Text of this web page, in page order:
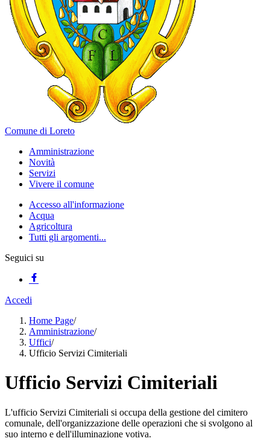
Comune di Loreto
Amministrazione
Novità
Servizi
Vivere il comune
Accesso all'informazione
Acqua
Agricoltura
Tutti gli argomenti...
Seguici su
Accedi
Home Page/
Amministrazione/
Uffici/
Ufficio Servizi Cimiteriali
Ufficio Servizi Cimiteriali
L'ufficio Servizi Cimiteriali si occupa della gestione del cimitero
comunale, dell'organizzazione delle operazioni che si svolgono al
suo interno e dell'illuminazione votiva.